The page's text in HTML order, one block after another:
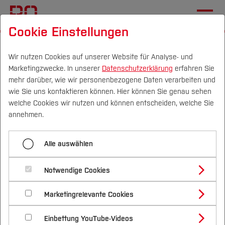
Campus Personen DE|EN Quicklinks
Studium
Studienangebote
Bachelorstudiengänge
Masterstudiengänge
Vor dem Studium
Bewerben & Einschreiben
Bewerbungsportal
Im Studium
Studienbüros und Prüfungen
Nach dem Studium
Forschung & Transfer
Profil
Forschungs- und Transferprofil
Schwerpunkte (FuT)
Beratung & Förderung
Nachhaltigkeit
Nachhaltigkeit studieren
International
Informationssicherheit
ISMS
ISMS Dokumente
Nachfolgend finden Sie Richtlinien, Formulare,
Anleitungen und Handreichungen zum ISMS.
Leitlinie
Leitlinie Informationssicherheit
PDF 55 KB
[Inhalt zuklappen]
Cookie Einstellungen
Wir nutzen Cookies auf unserer Website für Analyse- und
Marketingzwecke. In unserer Datenschutzerklärung erfahren Sie
mehr darüber, wie wir personenbezogene Daten verarbeiten und
wie Sie uns kontaktieren können. Hier können Sie genau sehen
welche Cookies wir nutzen und können entscheiden, welche Sie
annehmen.
Alle auswählen
Notwendige Cookies
Marketingrelevante Cookies
Einbettung YouTube-Videos